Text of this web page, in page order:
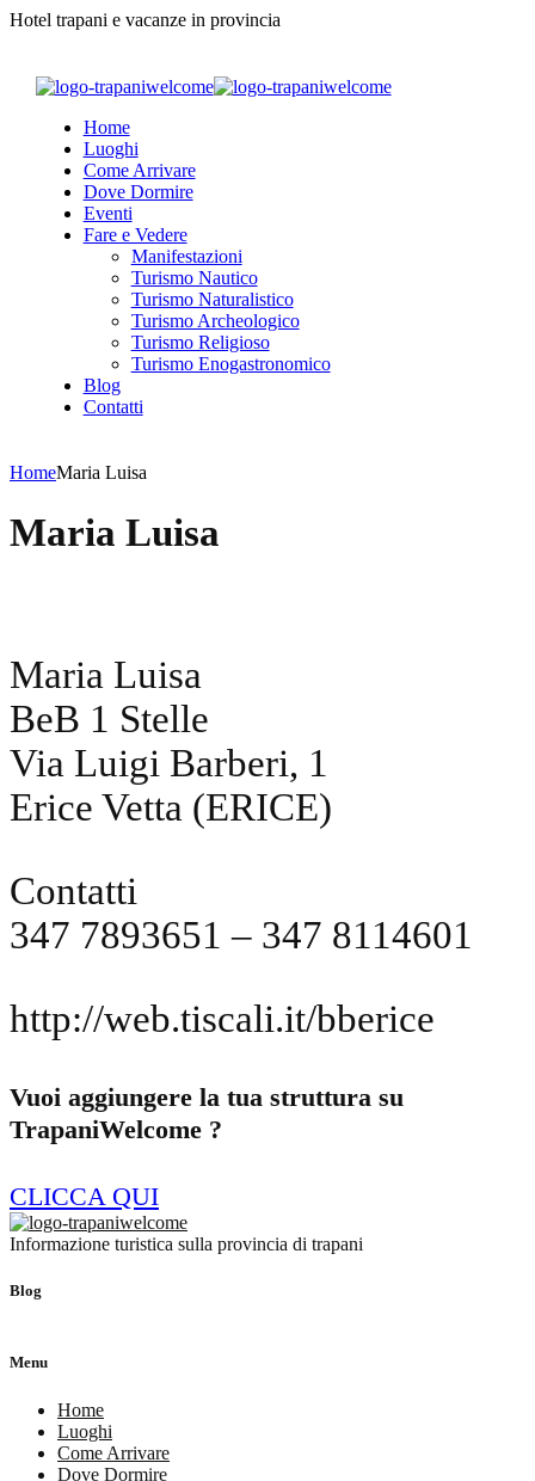
Hotel trapani e vacanze in provincia
Home
Luoghi
Come Arrivare
Dove Dormire
Eventi
Fare e Vedere
Manifestazioni
Turismo Nautico
Turismo Naturalistico
Turismo Archeologico
Turismo Religioso
Turismo Enogastronomico
Blog
Contatti
HomeMaria Luisa
Maria Luisa
Maria Luisa
BeB 1 Stelle
Via Luigi Barberi, 1
Erice Vetta (ERICE)
Contatti
347 7893651 – 347 8114601
http://web.tiscali.it/bberice
Vuoi aggiungere la tua struttura su
TrapaniWelcome ?
CLICCA QUI
Informazione turistica sulla provincia di trapani
Blog
Menu
Home
Luoghi
Come Arrivare
Dove Dormire